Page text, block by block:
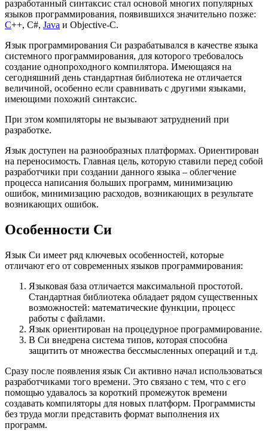
разработанный синтаксис стал основой многих популярных
языков программирования, появившихся значительно позже:
C++, C#, Java и Objective-C.
Язык программирования Си разрабатывался в качестве языка
системного программирования, для которого требовалось
создание однопроходного компилятора. Имеющаяся на
сегодняшний день стандартная библиотека не отличается
величиной, особенно если сравнивать с другими языками,
имеющими похожий синтаксис.
При этом компиляторы не вызывают затруднений при
разработке.
Язык доступен на разнообразных платформах. Ориентирован
на переносимость. Главная цель, которую ставили перед собой
разработчики при создании данного языка – облегчение
процесса написания больших программ, минимизацию
ошибок, минимизацию расходов, возникающих в результате
возникающих ошибок.
Особенности Си
Язык Си имеет ряд ключевых особенностей, которые
отличают его от современных языков программирования:
Языковая база отличается максимальной простотой.
Стандартная библиотека обладает рядом существенных
возможностей: математические функции, процесс
работы с файлами.
Язык ориентирован на процедурное программирование.
В Си внедрена система типов, которая способна
защитить от множества бессмысленных операций и т.д.
Сразу после появления язык Си активно начал использоваться
разработчиками того времени. Это связано с тем, что с его
помощью удавалось за короткий промежуток времени
создавать компиляторы для новых платформ. Программисты
без труда могли представить формат выполнения их
программ.